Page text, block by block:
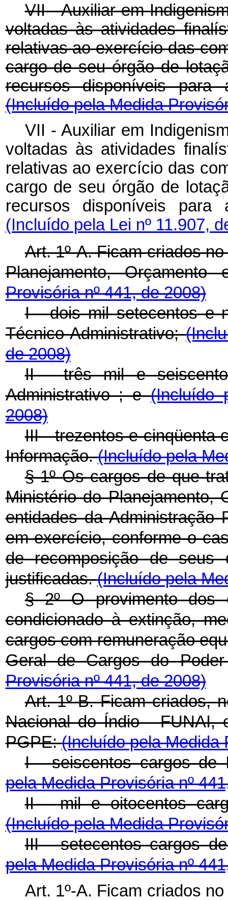
VII - Auxiliar em
voltadas às atividades
relativas ao exercício das
cargo de seu órgão de
recursos disponíveis para
(Incluído pela Medida
VII - Auxiliar em
voltadas às atividades
relativas ao exercício das
cargo de seu órgão de
recursos disponíveis para
(Incluído pela Lei nº 11.907,
Art. 1º-A. Ficamcriados
Planejamento,
Provisória nº 441, de 2008)
I - dois mil setecentos e
Técnico-Administrativo;
de 2008)
II - três mil e
Administrativo ;e(Incluído
2008)
III - trezentos e cinqüenta
Informação.(Incluído pela
§ 1º Os cargos de que
Ministério do Planejamento,
entidades da Administração
em exercício, conforme o
de recomposição de seus
justificadas.(Incluído pela
§ 2º O provimento dos
condicionado à extinção,
cargos com remuneração
Geral de Cargos do
Provisória nº 441, de 2008)
Art. 1º-B.Ficamcriados,
Nacional do Índio - FUNAI,
PGPE:(Incluído pela Medida
I - seiscentos cargos de
pela Medida Provisória nº
II - mil e oitocentos
(Incluído pela Medida
III - setecentos cargos
pela Medida Provisória nº
Art. 1º-A. Ficam criados